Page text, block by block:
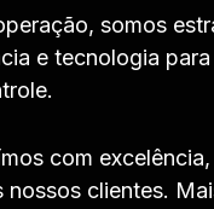
somos
e tecnologia
com
nossos clientes.